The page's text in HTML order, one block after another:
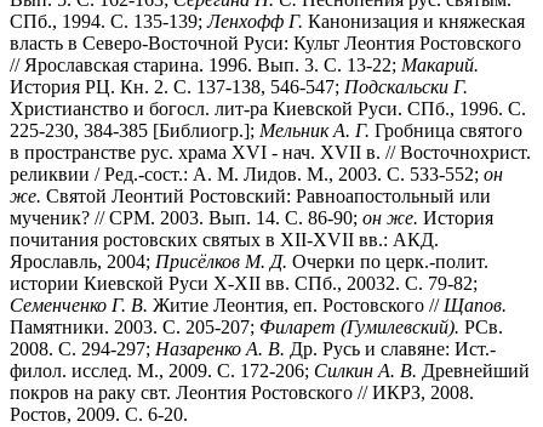
СПб., 1994. С. 135-139;Ленхофф Г. Канонизация и княжеская
власть в Северо-Восточной Руси: Культ Леонтия Ростовского
// Ярославская старина. 1996. Вып. 3. С. 13-22; Макарий.
История РЦ. Кн. 2. С. 137-138, 546-547; Подскальски Г.
Христианство и богосл. лит-ра Киевской Руси. СПб., 1996. С.
225-230, 384-385 [Библиогр.]; Мельник А. Г. Гробница святого
в пространстве рус. храма XVI - нач. XVII в. // Восточнохрист.
реликвии / Ред.-сост.: А. М. Лидов. М., 2003. С. 533-552; он
же. Святой Леонтий Ростовский: Равноапостольный или
мученик? // СРМ. 2003. Вып. 14. С. 86-90; он же. История
почитания ростовских святых в XII-XVII вв.: АКД.
Ярославль, 2004; Присёлков М. Д. Очерки по церк.-полит.
истории Киевской Руси X-XII вв. СПб., 20032. С. 79-82;
Семенченко Г. В. Житие Леонтия, еп. Ростовского // Щапов.
Памятники. 2003. С. 205-207; Филарет (Гумилевский). РСв.
2008. С. 294-297; Назаренко А. В. Др. Русь и славяне: Ист.-
филол. исслед. М., 2009. С. 172-206; Силкин А. В. Древнейший
покров на раку свт. Леонтия Ростовского // ИКРЗ, 2008.
Ростов, 2009. С. 6-20.